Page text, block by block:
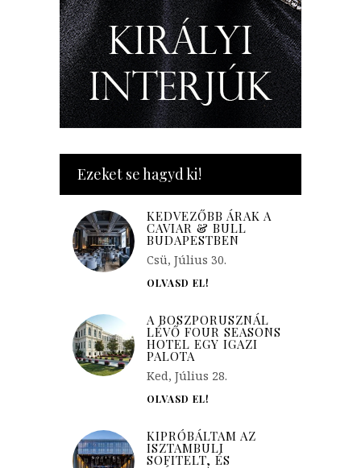
Ezeket se hagyd ki!
KEDVEZŐBB ÁRAK A
CAVIAR & BULL
BUDAPESTBEN
Csü, Július 30.
OLVASD EL!
A BOSZPORUSZNÁL
LÉVŐ FOUR SEASONS
HOTEL EGY IGAZI
PALOTA
Ked, Július 28.
OLVASD EL!
KIPRÓBÁLTAM AZ
ISZTAMBULI
SOFITELT, ÉS